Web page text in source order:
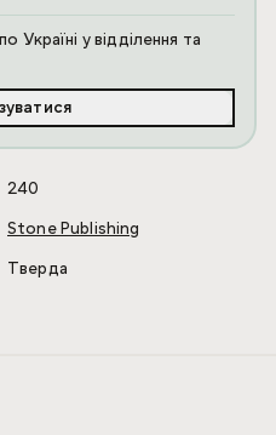
у відділення та
240
Stone Publishing
Тверда